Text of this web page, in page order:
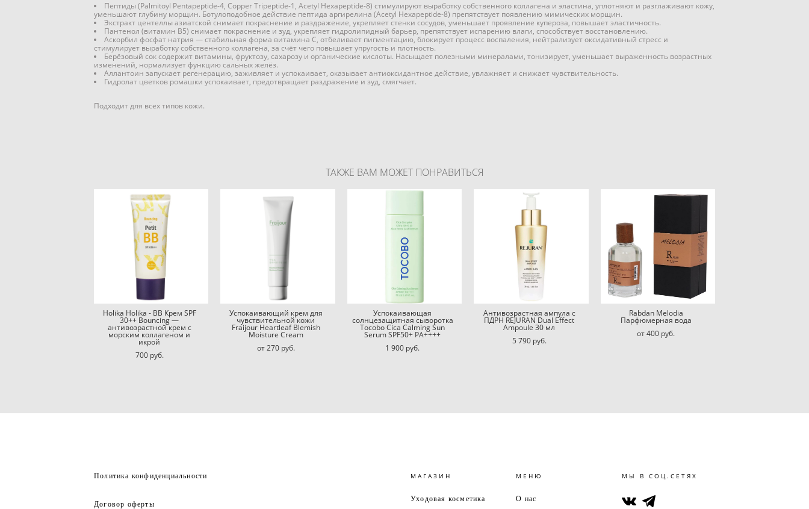
Пептиды (Palmitoyl Pentapeptide-4, Copper Tripeptide-1, Acetyl Hexapeptide-8) стимулируют выработку собственного коллагена и эластина, уплотняют и разглаживают кожу,
уменьшают глубину морщин. Ботулоподобное действие пептида аргирелина (Acetyl Hexapeptide-8) препятствует появлению мимических морщин.
Экстракт центеллы азиатской снимает покраснение и раздражение, укрепляет стенки сосудов, уменьшает проявление купероза, повышает эластичность.
Пантенол (витамин B5) снимает покраснение и зуд, укрепляет гидролипидный барьер, препятствует испарению влаги, способствует восстановлению.
Аскорбил фосфат натрия — стабильная форма витамина С, отбеливает пигментацию, блокирует процесс воспаления, нейтрализует оксидативный стресс и
стимулирует выработку собственного коллагена, за счёт чего повышает упругость и плотность.
Берёзовый сок содержит витамины, фруктозу, сахарозу и органические кислоты. Насыщает полезными минералами, тонизирует, уменьшает выраженность возрастных
изменений, нормализует функцию сальных желёз.
Аллантоин запускает регенерацию, заживляет и успокаивает, оказывает антиоксидантное действие, увлажняет и снижает чувствительность.
Гидролат цветков ромашки успокаивает, предотвращает раздражение и зуд, смягчает.
Подходит для всех типов кожи.
ТАКЖЕ ВАМ МОЖЕТ ПОНРАВИТЬСЯ
Holika Holika - BB Крем SPF
30++ Bouncing —
антивозрастной крем с
морским коллагеном и
икрой
700 pуб.
Успокаивающий крем для
чувствительной кожи
Fraijour Heartleaf Blemish
Moisture Cream
от 270 pуб.
Успокаивающая
солнцезащитная сыворотка
Tocobo Cica Calming Sun
Serum SPF50+ PA++++
1 900 pуб.
Антивозрастная ампула с
ПДРН REJURAN Dual Effect
Ampoule 30 мл
5 790 pуб.
Rabdan Melodia
Парфюмерная вода
от 400 pуб.
Политика конфиденциальности
Договор оферты
МАГАЗИН
Уходовая косметика
МЕНЮ
О нас
МЫ В СОЦ.СЕТЯХ